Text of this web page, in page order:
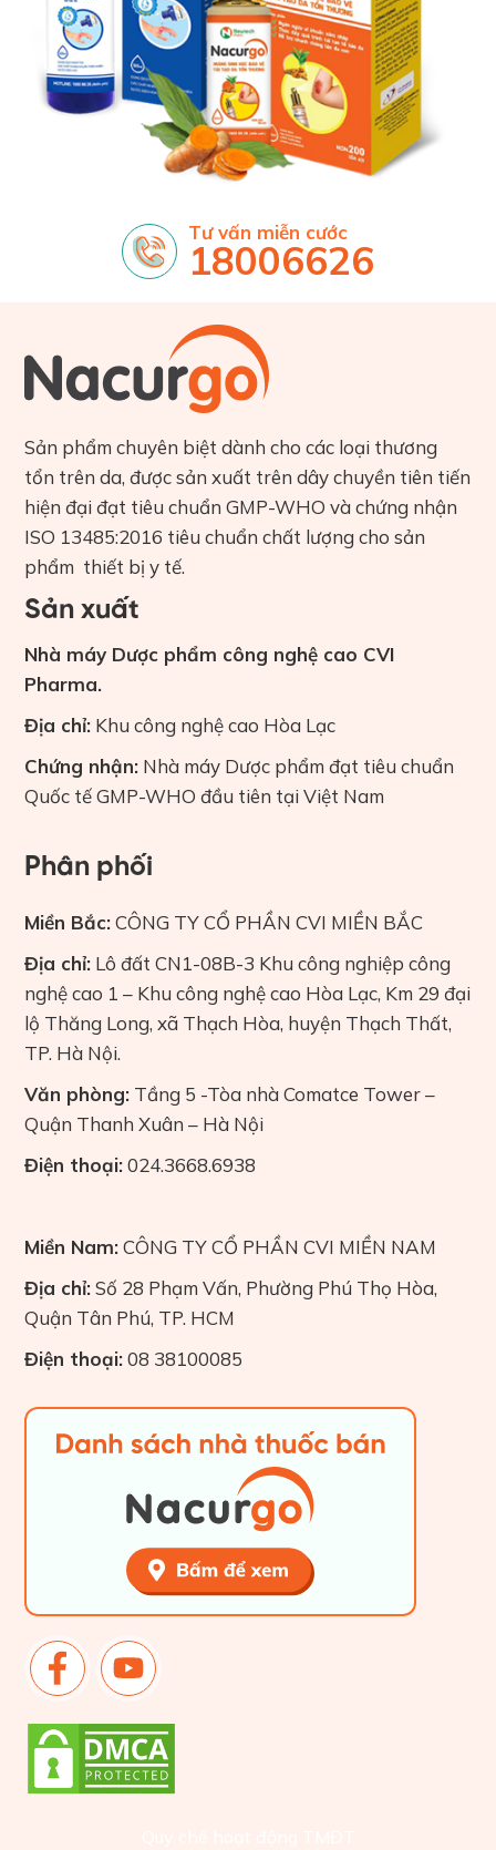
Tư vấn miễn cước
18006626
Sản phẩm chuyên biệt dành cho các loại thương
tổn trên da, được sản xuất trên dây chuyền tiên tiến
hiện đại đạt tiêu chuẩn GMP-WHO và chứng nhận
ISO 13485:2016 tiêu chuẩn chất lượng cho sản
phẩm thiết bị y tế.
Sản xuất
Nhà máy Dược phẩm công nghệ cao CVI
Pharma.
Địa chỉ: Khu công nghệ cao Hòa Lạc
Chứng nhận: Nhà máy Dược phẩm đạt tiêu chuẩn
Quốc tế GMP-WHO đầu tiên tại Việt Nam
Phân phối
Miền Bắc:CÔNG TY CỔ PHẦN CVI MIỀN BẮC
Địa chỉ: Lô đất CN1-08B-3 Khu công nghiệp công
nghệ cao 1 – Khu công nghệ cao Hòa Lạc, Km 29 đại
lộ Thăng Long, xã Thạch Hòa, huyện Thạch Thất,
TP. Hà Nội.
Văn phòng: Tầng 5 -Tòa nhà Comatce Tower –
Quận Thanh Xuân – Hà Nội
Điện thoại:024.3668.6938
Miền Nam:CÔNG TY CỔ PHẦN CVI MIỀN NAM
Địa chỉ:Số 28 Phạm Vấn, Phường Phú Thọ Hòa,
Quận Tân Phú, TP. HCM
Điện thoại:08 38100085